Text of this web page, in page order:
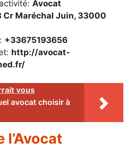
Avocat
Cr Maréchal Juin, 33000
+33675193656
http://avocat-
vous
avocat choisir à
l’Avocat